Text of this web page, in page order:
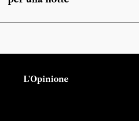
L'Opinione